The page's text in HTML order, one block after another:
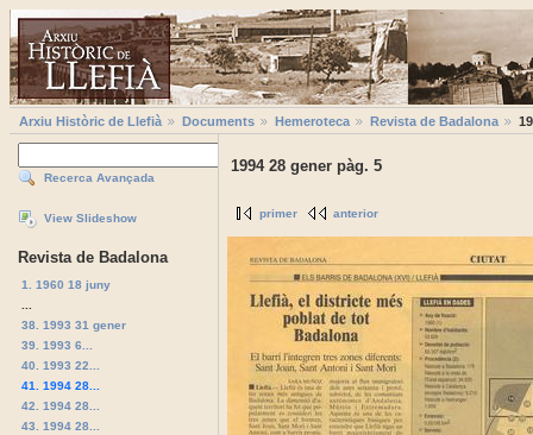
Arxiu Històric de Llefià Documents Hemeroteca Revista de Badalona
Recerca Avançada
View Slideshow
Revista de Badalona
1. 1960 18 juny
38. 1993 31 gener
39. 1993 6...
40. 1993 22...
41. 1994 28...
42. 1994 28...
43. 1994 28...
1994 28 gener pàg. 5
primer anterior